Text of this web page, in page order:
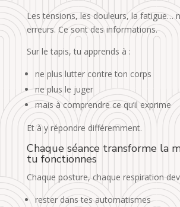
Les tensions, les douleurs, la fatigue…
erreurs. Ce sont des informations.
Sur le tapis, tu apprends à :
ne plus lutter contre ton corps
ne plus le juger
mais à comprendre ce qu’il exprime
Et à y répondre différemment.
Chaque séance transforme la
tu fonctionnes
Chaque posture, chaque respiration
rester dans tes automatismes